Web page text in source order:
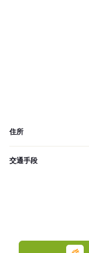
住所
交通手段